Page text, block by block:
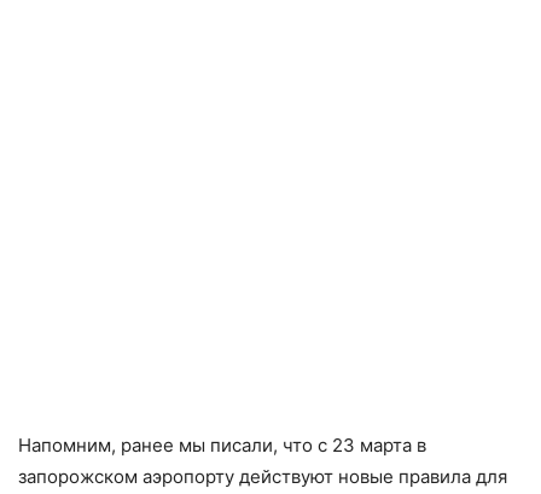
Напомним, ранее мы писали, что с 23 марта в
запорожском аэропорту действуют новые правила для